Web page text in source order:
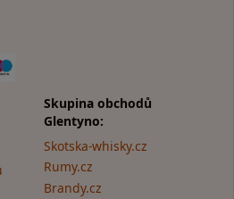
Skupina obchodů
Glentyno:
Skotska-whisky.cz
Rumy.cz
Brandy.cz